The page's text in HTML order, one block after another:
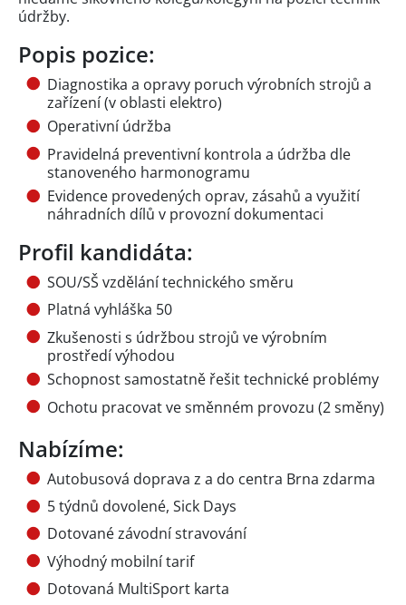
údržby.
Popis pozice:
Diagnostika a opravy poruch výrobních strojů a
zařízení (v oblasti elektro)
Operativní údržba
Pravidelná preventivní kontrola a údržba dle
stanoveného harmonogramu
Evidence provedených oprav, zásahů a využití
náhradních dílů v provozní dokumentaci
Profil kandidáta:
SOU/SŠ vzdělání technického směru
Platná vyhláška 50
Zkušenosti s údržbou strojů ve výrobním
prostředí výhodou
Schopnost samostatně řešit technické problémy
Ochotu pracovat ve směnném provozu (2 směny)
Nabízíme:
Autobusová doprava z a do centra Brna zdarma
5 týdnů dovolené, Sick Days
Dotované závodní stravování
Výhodný mobilní tarif
Dotovaná MultiSport karta